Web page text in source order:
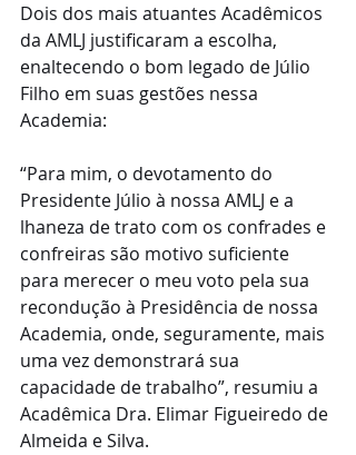
Dois dos mais atuantes Acadêmicos
da AMLJ justificaram a escolha,
enaltecendo o bom legado de Júlio
Filho em suas gestões nessa
Academia:
“Para mim, o devotamento do
Presidente Júlio à nossa AMLJ e a
lhaneza de trato com os confrades e
confreiras são motivo suficiente
para merecer o meu voto pela sua
recondução à Presidência de nossa
Academia, onde, seguramente, mais
uma vez demonstrará sua
capacidade de trabalho”, resumiu a
Acadêmica Dra. Elimar Figueiredo de
Almeida e Silva.